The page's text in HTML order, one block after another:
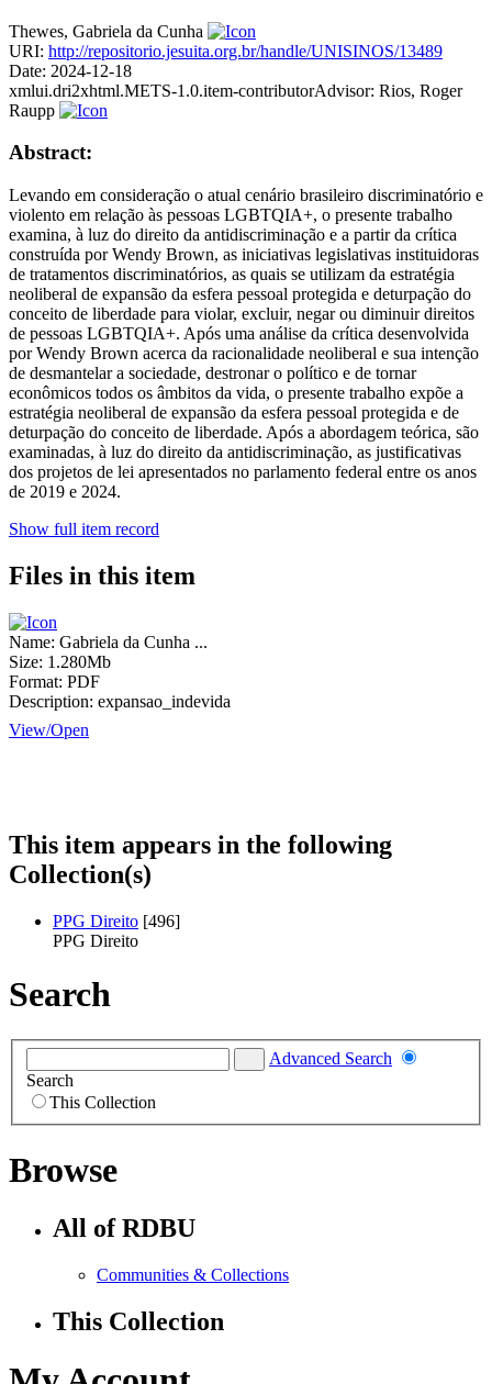
Thewes, Gabriela da Cunha
URI: http://repositorio.jesuita.org.br/handle/UNISINOS/13489
Date: 2024-12-18
xmlui.dri2xhtml.METS-1.0.item-contributorAdvisor: Rios, Roger
Raupp
Abstract:
Levando em consideração o atual cenário brasileiro discriminatório e
violento em relação às pessoas LGBTQIA+, o presente trabalho
examina, à luz do direito da antidiscriminação e a partir da crítica
construída por Wendy Brown, as iniciativas legislativas instituidoras
de tratamentos discriminatórios, as quais se utilizam da estratégia
neoliberal de expansão da esfera pessoal protegida e deturpação do
conceito de liberdade para violar, excluir, negar ou diminuir direitos
de pessoas LGBTQIA+. Após uma análise da crítica desenvolvida
por Wendy Brown acerca da racionalidade neoliberal e sua intenção
de desmantelar a sociedade, destronar o político e de tornar
econômicos todos os âmbitos da vida, o presente trabalho expõe a
estratégia neoliberal de expansão da esfera pessoal protegida e de
deturpação do conceito de liberdade. Após a abordagem teórica, são
examinadas, à luz do direito da antidiscriminação, as justificativas
dos projetos de lei apresentados no parlamento federal entre os anos
de 2019 e 2024.
Show full item record
Files in this item
Name: Gabriela da Cunha ...
Size: 1.280Mb
Format: PDF
Description: expansao_indevida
View/Open
This item appears in the following
Collection(s)
PPG Direito [496]
PPG Direito
Search
Advanced Search
Search
This Collection
Browse
All of RDBU
Communities & Collections
This Collection